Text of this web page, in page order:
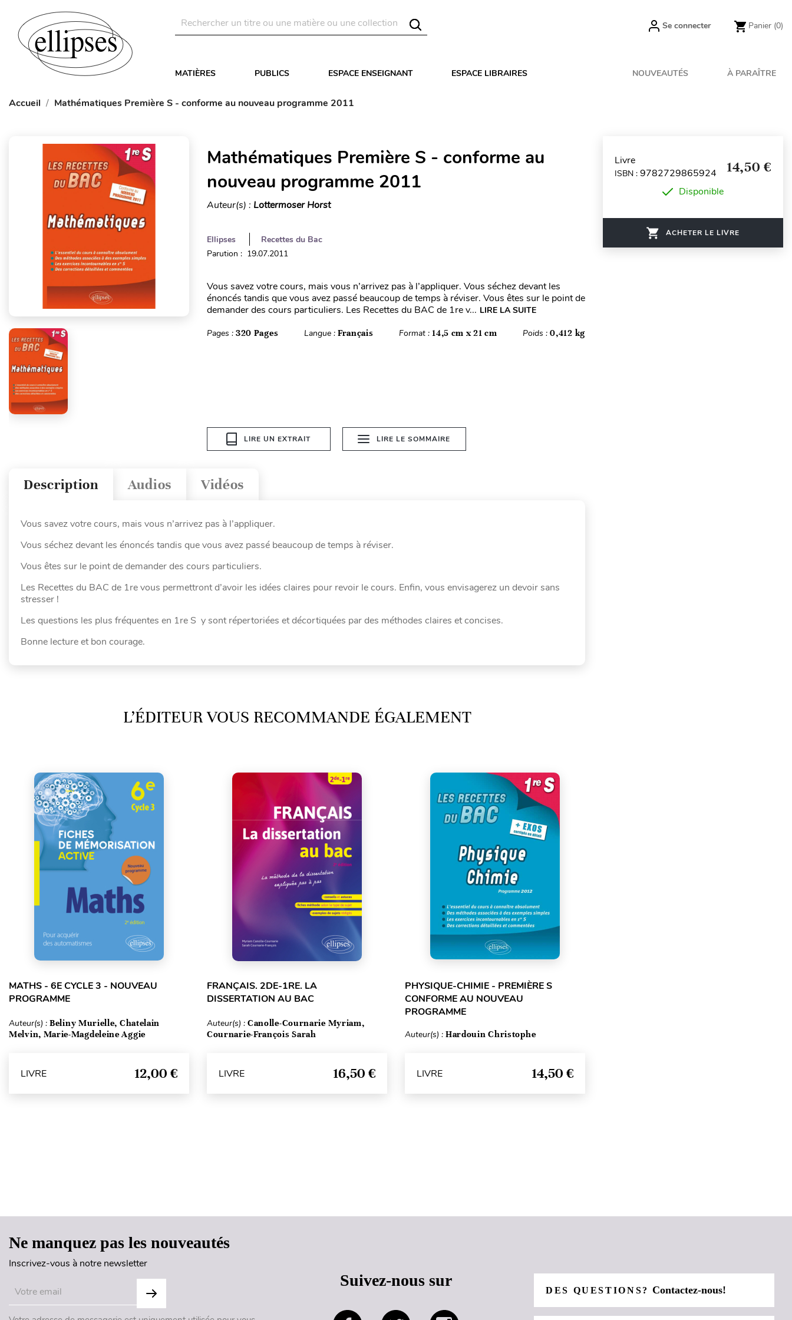
Se connecter Panier (0)
MATIÈRES PUBLICS ESPACE ENSEIGNANT ESPACE LIBRAIRES NOUVEAUTÉS À PARAÎTRE
Accueil Mathématiques Première S - conforme au nouveau programme 2011
Mathématiques Première S - conforme au
nouveau programme 2011
Auteur(s) : Lottermoser Horst
Ellipses
Recettes du Bac
Parution : 19.07.2011
Vous savez votre cours, mais vous n’arrivez pas à l’appliquer. Vous séchez devant les
énoncés tandis que vous avez passé beaucoup de temps à réviser. Vous êtes sur le point de
demander des cours particuliers. Les Recettes du BAC de 1re v... LIRE LA SUITE
Pages : 320 Pages Langue : Français Format :14,5 cm x 21 cm Poids :0,412 kg
LIRE UN EXTRAIT LIRE LE SOMMAIRE
Vidéos
Audios
Description
Vous savez votre cours, mais vous n’arrivez pas à l’appliquer.
Vous séchez devant les énoncés tandis que vous avez passé beaucoup de temps à réviser.
Vous êtes sur le point de demander des cours particuliers.
Les Recettes du BAC de 1re vous permettront d’avoir les idées claires pour revoir le cours. Enfin, vous envisagerez un devoir sans
stresser !
Les questions les plus fréquentes en 1re S y sont répertoriées et décortiquées par des méthodes claires et concises.
Bonne lecture et bon courage.
L’ÉDITEUR VOUS RECOMMANDE ÉGALEMENT
MATHS - 6E CYCLE 3 - NOUVEAU
PROGRAMME
Auteur(s) : Beliny Murielle, Chatelain
Melvin, Marie-Magdeleine Aggie
LIVRE 12,00 €
FRANÇAIS. 2DE-1RE. LA
DISSERTATION AU BAC
Auteur(s) : Canolle-Cournarie Myriam,
Cournarie-François Sarah
LIVRE 16,50 €
PHYSIQUE-CHIMIE - PREMIÈRE S
CONFORME AU NOUVEAU
PROGRAMME
Auteur(s) : Hardouin Christophe
LIVRE 14,50 €
Livre
ISBN : 9782729865924 14,50 €
Disponible
ACHETER LE LIVRE
Ne manquez pas les nouveautés
Inscrivez-vous à notre newsletter
Suivez-nous sur
DES QUESTIONS?Contactez-nous!